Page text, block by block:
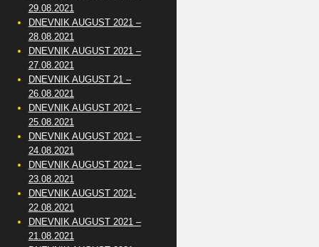
29.08.2021
DNEVNIK AUGUST 2021 –
28.08.2021
DNEVNIK AUGUST 2021 –
27.08.2021
DNEVNIK AUGUST 21 –
26.08.2021
DNEVNIK AUGUST 2021 –
25.08.2021
DNEVNIK AUGUST 2021 –
24.08.2021
DNEVNIK AUGUST 2021 –
23.08.2021
DNEVNIK AUGUST 2021-
22.08.2021
DNEVNIK AUGUST 2021 –
21.08.2021